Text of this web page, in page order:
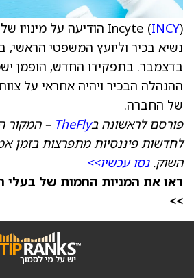
Incyte (INCY
) הודיעה על מינויו
בדצמבר. בתפקידו החדש, הופמן
ההנהלה הבכיר ויהיה אחראי על
של החברה.
פורסם לראשונה בTheFly – המקור
לחדשות פיננסיות מתפרצות בזמן
השוק.נסו עכשיו>>
>>